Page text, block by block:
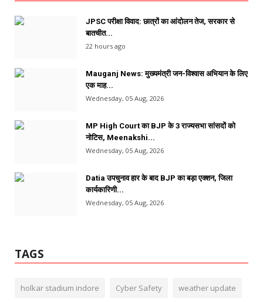
JPSC परीक्षा विवाद: छात्रों का आंदोलन तेज, सरकार से
बातचीत...
22 hours ago
Mauganj News: मुख्यमंत्री जन-विश्वास अभियान के लिए
एक माह...
Wednesday, 05 Aug, 2026
MP High Court का BJP के 3 राज्यसभा सांसदों को
नोटिस, Meenakshi...
Wednesday, 05 Aug, 2026
Datia उपचुनाव हार के बाद BJP का बड़ा एक्शन, जिला
कार्यकारिणी...
Wednesday, 05 Aug, 2026
TAGS
holkar stadium indore Cyber Safety weather update